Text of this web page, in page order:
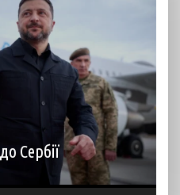
Сербії
Зеленський прибув до
час візиту він планує